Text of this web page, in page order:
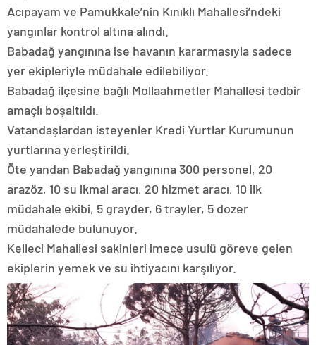
Acıpayam ve Pamukkale’nin Kınıklı Mahallesi’ndeki
yangınlar kontrol altına alındı.
Babadağ yangınına ise havanın kararmasıyla sadece
yer ekipleriyle müdahale edilebiliyor.
Babadağ ilçesine bağlı Mollaahmetler Mahallesi tedbir
amaçlı boşaltıldı.
Vatandaşlardan isteyenler Kredi Yurtlar Kurumunun
yurtlarına yerleştirildi.
Öte yandan Babadağ yangınına 300 personel, 20
arazöz, 10 su ikmal aracı, 20 hizmet aracı, 10 ilk
müdahale ekibi, 5 grayder, 6 trayler, 5 dozer
müdahalede bulunuyor.
Kelleci Mahallesi sakinleri imece usulü göreve gelen
ekiplerin yemek ve su ihtiyacını karşılıyor.